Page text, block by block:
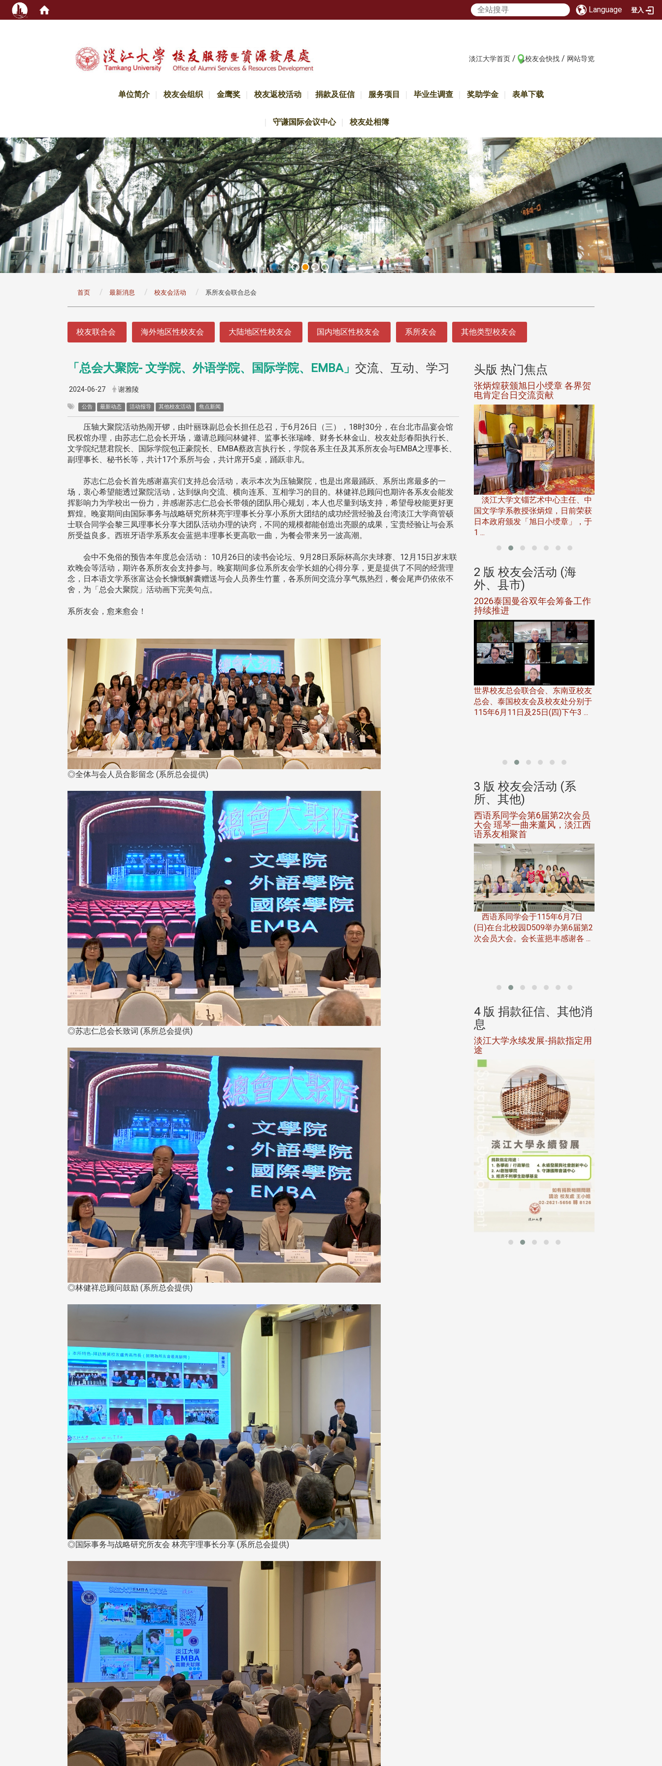
Language 登入
淡江大学首页 / 校友会快找 / 网站导览
单位简介 校友会组织 金鹰奖 校友返校活动 捐款及征信 服务项目 毕业生调查 奖助学金 表单下载
守谦国际会议中心 校友处相簿
首页 最新消息 校友会活动 系所友会联合总会
校友联合会 海外地区性校友会 大陆地区性校友会 国内地区性校友会 系所友会 其他类型校友会
「总会大聚院- 文学院、外语学院、国际学院、EMBA」 交流、互动、学习
2024-06-27 谢雅陵
公告 最新动态 活动报导 其他校友活动 焦点新闻
压轴大聚院活动热闹开锣，由叶丽珠副总会长担任总召，于6月26日（三），18时30分，在台北市晶宴会馆
民权馆办理，由苏志仁总会长开场，邀请总顾问林健祥、监事长张瑞峰、财务长林金山、校友处彭春阳执行长、
文学院纪慧君院长、国际学院包正豪院长、EMBA蔡政言执行长，学院各系主任及其系所友会与EMBA之理事长、
副理事长、秘书长等，共计17个系所与会，共计席开5桌，踊跃非凡。
苏志仁总会长首先感谢嘉宾们支持总会活动，表示本次为压轴聚院，也是出席最踊跃、系所出席最多的一
场，衷心希望能透过聚院活动，达到纵向交流、横向连系、互相学习的目的。林健祥总顾问也期许各系友会能发
挥影响力为学校出一份力，并感谢苏志仁总会长带领的团队用心规划，本人也尽量到场支持，希望母校能更好更
辉煌。晚宴期间由国际事务与战略研究所林亮宇理事长分享小系所大团结的成功经营经验及台湾淡江大学商管硕
士联合同学会黎三凤理事长分享大团队活动办理的诀窍，不同的规模都能创造出亮眼的成果，宝贵经验让与会系
所受益良多。西班牙语学系系友会蓝挹丰理事长更高歌一曲，为餐会带来另一波高潮。
会中不免俗的预告本年度总会活动： 10月26日的读书会论坛、9月28日系际杯高尔夫球赛、12月15日岁末联
欢晚会等活动，期许各系所友会支持参与。晚宴期间多位系所友会学长姐的心得分享，更是提供了不同的经营理
念，日本语文学系张富达会长慷慨解囊赠送与会人员养生竹薑，各系所间交流分享气氛热烈，餐会尾声仍依依不
舍，为「总会大聚院」活动画下完美句点。
系所友会，愈来愈会！
◎全体与会人员合影留念 (系所总会提供)
◎苏志仁总会长致词 (系所总会提供)
◎林健祥总顾问鼓励 (系所总会提供)
◎国际事务与战略研究所友会 林亮宇理事长分享 (系所总会提供)
大学主任秘书曾守正率队
校友处 深化校友工作交
大学主任秘书、中文系校友
正，于115年6月2日(二)率政
学校友服务相关同仁莅临本 ...
头版 热门焦点
十四载深耕校友情谊 校友处
执行长彭春阳荣退 校友感念
相伴同行
校友处执行长彭春阳于115年7月
30日(四)荣退，为其十四年来深耕
校友服务、凝聚海内外校友情 ...
头版 热门焦点
淡江大学于115年7月30日(四)举
办布达暨单位主管交接典礼。115
学年度校友服务暨资源发展 ...
头版 热门焦点
本校校长葛焕昭将于今(115)年7
月31日(五)任期届满。董事会于6月
24日(三)下午5时 ...
头版 热门焦点
张炳煌获颁旭日小绶章 各界贺
电肯定台日交流贡献
淡江大学文锱艺术中心主任、中
国文学学系教授张炳煌，日前荣获
日本政府颁发「旭日小绶章」，于
1 ...
校友会活动 (海
校友会于115年6月10日(三)
日(二)，27名校友夥伴一同前
国宁夏省参访，活 ...
2 版 校友会活动 (海
外、县市)
台北市校友会于6月6日(六)举办
「新店瑠公圳知性健行活动」，在
领队温明正学长与副领队吕惠玲学
姐的精 ...
2 版 校友会活动 (海
外、县市)
台中市校友会于115年6月24日
(三)举办拜会台中市政府活动。参
访团由母校战略所所长李大中、 ...
2 版 校友会活动 (海
外、县市)
南加州校友会于115年6月27日(日)
在美国洛杉矶华侨文教服务中心
（洛侨文化中心）会议室召开115
...
2 版 校友会活动 (海
外、县市)
2026泰国曼谷双年会筹备工作
持续推进
世界校友总会联合会、东南亚校友
总会、泰国校友会及校友处分别于
115年6月11日及25日(四)下午3 ...
系友会第3届第4次理监事
大学电子与电机系友会于115
月28日在台北校区盛大举办
人科技与前瞻应用论坛」，特
所、其他)
风保系友会兰阳探梅漫游 齐聚
在连日大雨阴霾下，风保系友会
在115年6月27日(六)举办的一日
游，神奇迎来超幸运好天气。大 ...
所、其他)
【校友来访】香港校友会前会
长叶雅琴、杜天宝学长
香港校友会前会长叶雅琴学姐与
杜天宝学长一家，于115年6月4日
(四)返校拜访校友处，受到校友 ...
所、其他)
邱孝贤接任跨业合作协进会第2
届理事长
跨业合作协进会第二届第一次会员
大会于6月5日下午7时，在台北校
园D508室举行，本校潘伯申研发
长、 ...
3 版 校友会活动 (系
所、其他)
西语系同学会第6届第2次会员
大会 瑶琴一曲来薰风，淡江西
语系友相聚首
西语系同学会于115年6月7日
(日)在台北校园D509举办第6届第2
次会员大会。会长蓝挹丰感谢各 ...
捐款征信、其他消
配合「个人资料保护法」之施
并导入个资管理，对于校友之
资料应尽善良管理人之责任，
4 版 捐款征信、其他消
息
4 版 捐款征信、其他消
息
线上系统」
4 版 捐款征信、其他消
息
4 版 捐款征信、其他消
息
淡江大学永续发展-捐款指定用
途